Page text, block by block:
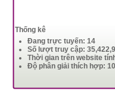
Thống kê
Đang trực tuyến: 14
Số lượt truy cập:
Thời gian trên website
Độ phân giải thích hợp: